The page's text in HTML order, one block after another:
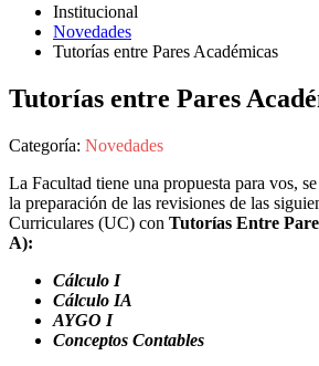
Institucional
Novedades
Tutorías entre Pares Académicas
Tutorías entre Pares
Categoría: Novedades
La Facultad tiene una propuesta para vos,
la preparación de las revisiones de las
Curriculares (UC) con Tutorías Entre
A):
Cálculo I
Cálculo IA
AYGO I
Conceptos Contables